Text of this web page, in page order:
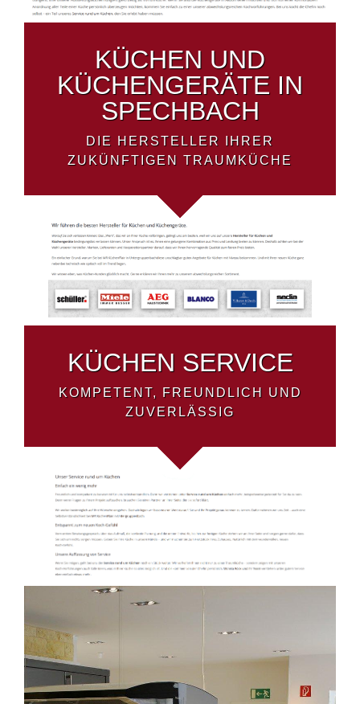
KÜCHEN UND
KÜCHENGERÄTE IN
SPECHBACH
DIE HERSTELLER IHRER
ZUKÜNFTIGEN TRAUMKÜCHE
KÜCHEN SERVICE
KOMPETENT, FREUNDLICH UND
ZUVERLÄSSIG